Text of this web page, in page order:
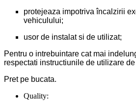
protejeaza impotriva încalzirii
vehiculului;
usor de instalat si de utilizat;
Pentru o intrebuintare cat mai
respectati instructiunile de utilizare
Pret pe bucata.
Quality: